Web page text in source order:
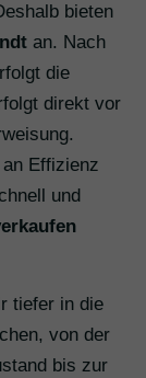
bieten
an. Nach
die
direkt vor
Effizienz
und
tiefer in die
von der
bis zur